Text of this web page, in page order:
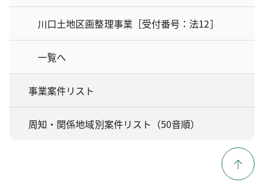
川口土地区画整理事業［受付番号：法12］
一覧へ
事業案件リスト
周知・関係地域別案件リスト（50音順）